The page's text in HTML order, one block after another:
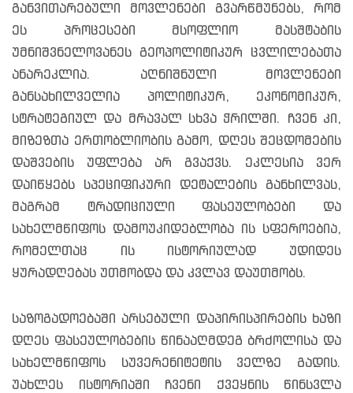
განვითარებული მოვლენები გვარწმუნებს, რომ
ეს პროცესები მსოფლიო მასშტაბის
უმნიშვნელოვანეს გეოპოლიტიკურ ცვლილებათა
ანარეკლია. აღნიშნული მოვლენები
განსახილველია პოლიტიკურ, ეკონომიკურ,
სტრატეგიულ და მრავალ სხვა ჭრილში. ჩვენ კი,
მიზეზთა ერთობლიობის გამო, დღეს შეცდომების
დაშვების უფლება არ გვაქვს. ეკლესია ვერ
დაიწყებს სპეციფიკური დეტალების განხილვას,
მაგრამ ტრადიციული ფასეულობები და
სახელმწიფოს დამოუკიდებლობა ის სფეროებია,
რომელთაც ის ისტორიულად უდიდეს
ყურადღებას უთმობდა და კვლავ დაუთმობს.
საზოგადოებაში არსებული დაპირისპირების ხაზი
დღეს ფასეულობების წინააღმდეგ ბრძოლისა და
სახელმწიფოს სუვერენიტეტის ველზე გადის.
უახლეს ისტორიაში ჩვენი ქვეყნის წინსვლა